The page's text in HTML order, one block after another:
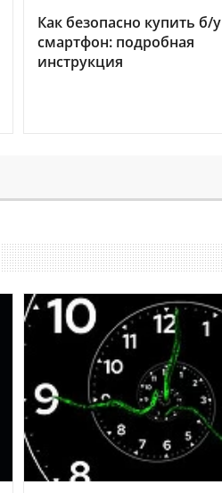
Как безопасно купить б/у
смартфон: подробная
инструкция